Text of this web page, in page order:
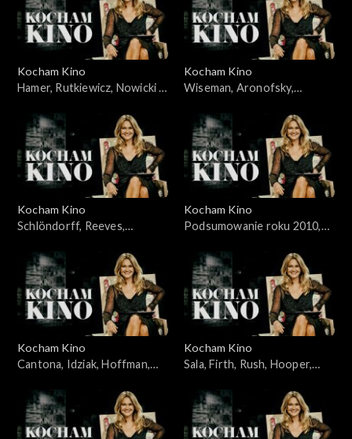
Kocham Kino
Hamer, Rutkiewicz, Nowicki –
Kocham Kino
Wiseman, Aronofsky,
Kocham Kino
Schlöndorff, Reeves,
Kocham Kino
Podsumowanie roku 2010,
10.01.2011
Kocham Kino
Cantona, Idziak, Hoffman,
Kocham Kino
Sala, Firth, Rush, Hooper,